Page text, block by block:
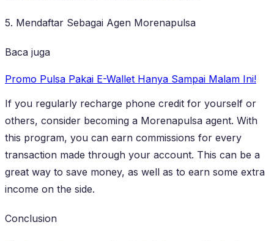
5. Mendaftar Sebagai Agen Morenapulsa
Baca juga
Promo Pulsa Pakai E-Wallet Hanya Sampai Malam Ini!
If you regularly recharge phone credit for yourself or
others, consider becoming a Morenapulsa agent. With
this program, you can earn commissions for every
transaction made through your account. This can be a
great way to save money, as well as to earn some extra
income on the side.
Conclusion